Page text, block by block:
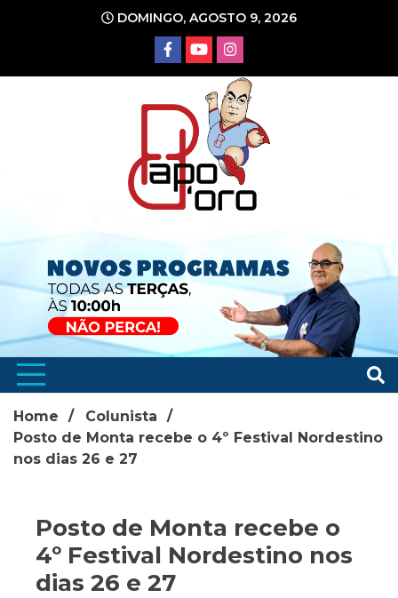
conteúdo
DOMINGO, AGOSTO 9, 2026
Home
Colunista
Posto de Monta recebe o 4º Festival Nordestino
nos dias 26 e 27
Posto de Monta recebe o
4º Festival Nordestino nos
dias 26 e 27